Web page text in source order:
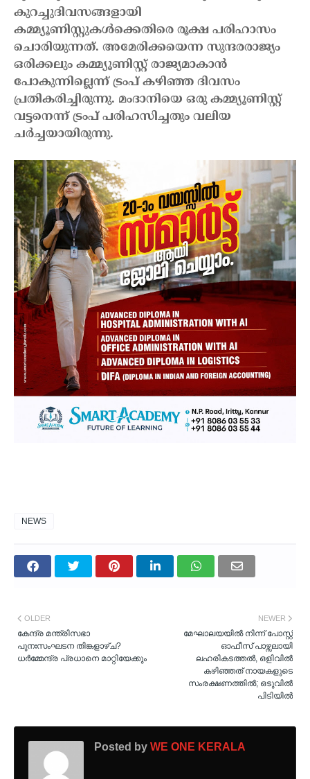
കുറച്ചുദിവസങ്ങളായി
കമ്മ്യൂണിസ്റ്റുകള്‍ക്കെതിരെ രൂക്ഷ പരിഹാസം
ചൊരിയുന്നത്. അമേരിക്കയെന്ന സുന്ദരരാജ്യം
ഒരിക്കലും കമ്മ്യൂണിസ്റ്റ് രാജ്യമാകാന്‍
പോകുന്നില്ലെന്ന് ട്രംപ് കഴിഞ്ഞ ദിവസം
പ്രതികരിച്ചിരുന്നു. മംദാനിയെ ഒരു കമ്മ്യൂണിസ്റ്റ്
വട്ടനെന്ന് ട്രംപ് പരിഹസിച്ചതും വലിയ
ചര്‍ച്ചയായിരുന്നു.
NEWS
NEWER
മേഘാലയയിൽ നിന്ന് പോസ്റ്റ്
ഓഫീസ് പാഴ്സലായി
ലഹരികടത്തൽ, ഒളിവിൽ
കഴിഞ്ഞത് നായകളുടെ
സംരക്ഷണത്തില്‍; ഒടുവിൽ
പിടിയിൽ
OLDER
കേന്ദ്ര മന്ത്രിസഭാ
പുനഃസംഘടന തിങ്കളാഴ്ച?
ധർമ്മേന്ദ്ര പ്രധാനെ മാറ്റിയേക്കും
Posted by WE ONE KERALA